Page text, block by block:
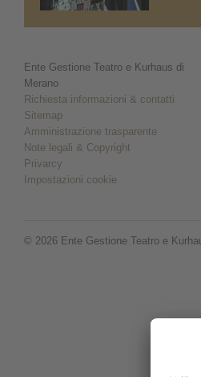
Ente Gestione Teatro e Kurhaus di
Merano
Richiesta informazioni & contatti
Sitemap
Amministrazione trasparente
Note legali & Copyright
Privarcy
Impostazioni cookie
© 2026 Ente Gestione Teatro e